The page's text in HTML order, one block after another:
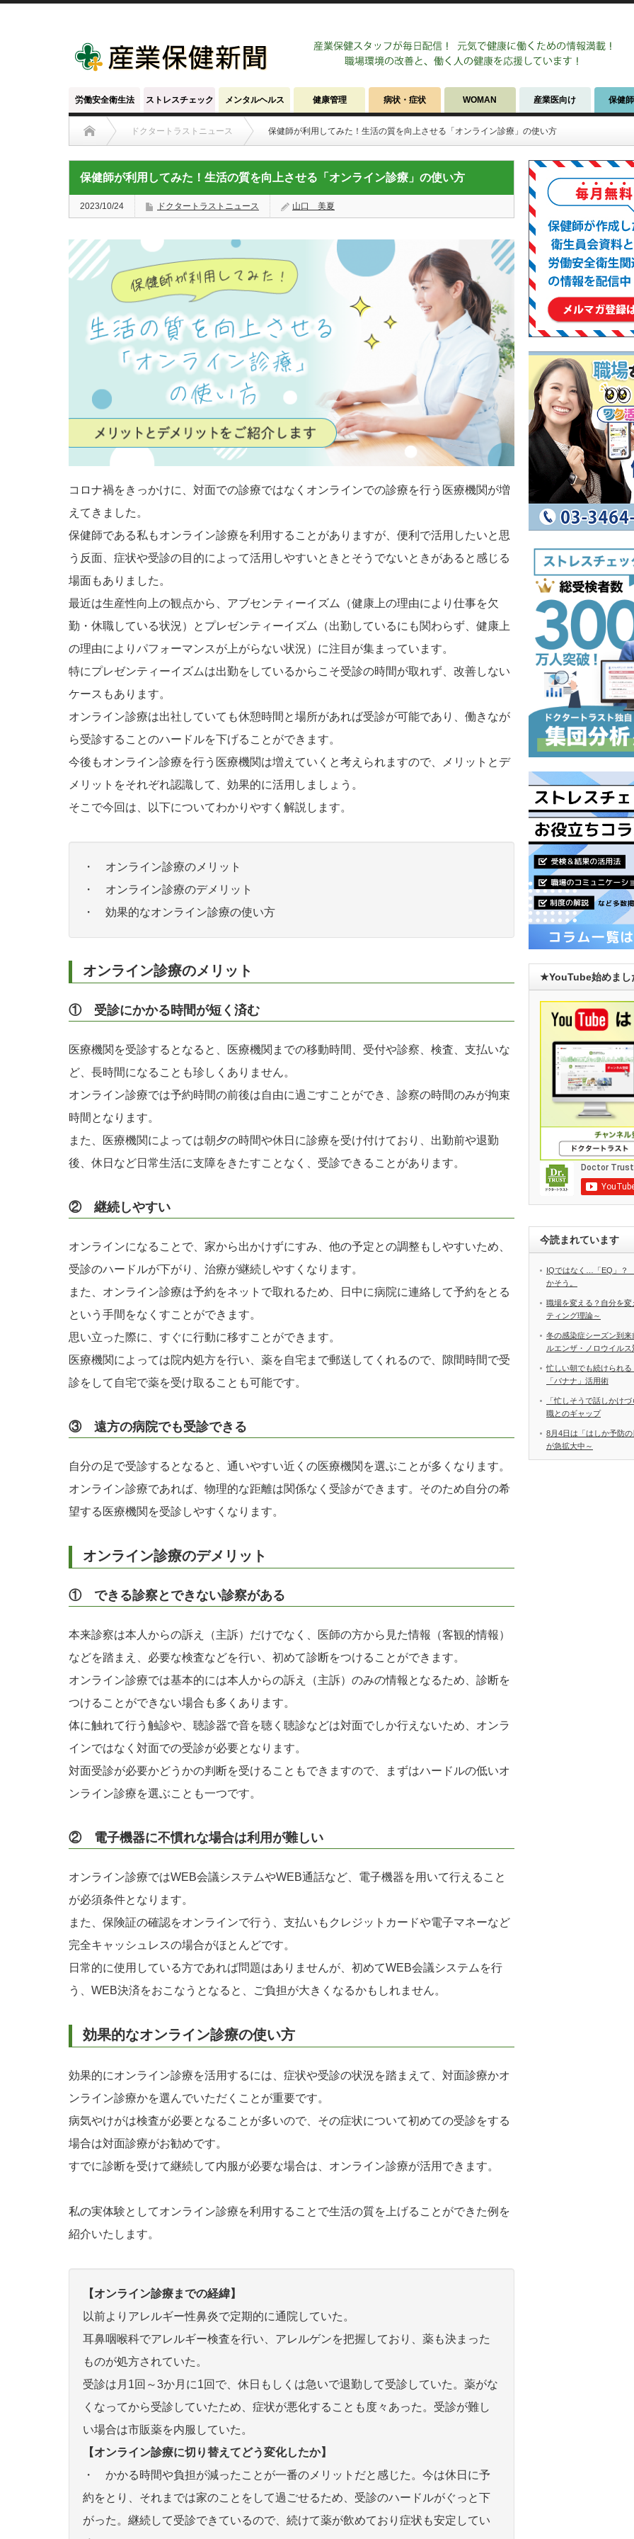
労働安全衛生法 ストレスチェック メンタルヘルス 健康管理 病状・症状 WOMAN 産業医向け 保健
ドクタートラストニュース 保健師が利用してみた！生活の質を向上させる「オンライン診療」の使い方
保健師が利用してみた！生活の質を向上させる「オンライン診療」の使い方
2023/10/24 ドクタートラストニュース 山口 美夏
コロナ禍をきっかけに、対面での診療ではなくオンラインでの診療を行う医療機関が増
えてきました。
保健師である私もオンライン診療を利用することがありますが、便利で活用したいと思
う反面、症状や受診の目的によって活用しやすいときとそうでないときがあると感じる
場面もありました。
最近は生産性向上の観点から、アブセンティーイズム（健康上の理由により仕事を欠
勤・休職している状況）とプレゼンティーイズム（出勤しているにも関わらず、健康上
の理由によりパフォーマンスが上がらない状況）に注目が集まっています。
特にプレゼンティーイズムは出勤をしているからこそ受診の時間が取れず、改善しない
ケースもあります。
オンライン診療は出社していても休憩時間と場所があれば受診が可能であり、働きなが
ら受診することのハードルを下げることができます。
今後もオンライン診療を行う医療機関は増えていくと考えられますので、メリットとデ
メリットをそれぞれ認識して、効果的に活用しましょう。
そこで今回は、以下についてわかりやすく解説します。
・ オンライン診療のメリット
・ オンライン診療のデメリット
・ 効果的なオンライン診療の使い方
オンライン診療のメリット
① 受診にかかる時間が短く済む
医療機関を受診するとなると、医療機関までの移動時間、受付や診察、検査、支払いな
ど、長時間になることも珍しくありません。
オンライン診療では予約時間の前後は自由に過ごすことができ、診察の時間のみが拘束
時間となります。
また、医療機関によっては朝夕の時間や休日に診療を受け付けており、出勤前や退勤
後、休日など日常生活に支障をきたすことなく、受診できることがあります。
② 継続しやすい
オンラインになることで、家から出かけずにすみ、他の予定との調整もしやすいため、
受診のハードルが下がり、治療が継続しやすくなります。
また、オンライン診療は予約をネットで取れるため、日中に病院に連絡して予約をとる
という手間をなくすことができます。
思い立った際に、すぐに行動に移すことができます。
医療機関によっては院内処方を行い、薬を自宅まで郵送してくれるので、隙間時間で受
診をして自宅で薬を受け取ることも可能です。
③ 遠方の病院でも受診できる
自分の足で受診するとなると、通いやすい近くの医療機関を選ぶことが多くなります。
オンライン診療であれば、物理的な距離は関係なく受診ができます。そのため自分の希
望する医療機関を受診しやすくなります。
オンライン診療のデメリット
① できる診察とできない診察がある
本来診察は本人からの訴え（主訴）だけでなく、医師の方から見た情報（客観的情報）
などを踏まえ、必要な検査などを行い、初めて診断をつけることができます。
オンライン診療では基本的には本人からの訴え（主訴）のみの情報となるため、診断を
つけることができない場合も多くあります。
体に触れて行う触診や、聴診器で音を聴く聴診などは対面でしか行えないため、オンラ
インではなく対面での受診が必要となります。
対面受診が必要かどうかの判断を受けることもできますので、まずはハードルの低いオ
ンライン診療を選ぶことも一つです。
② 電子機器に不慣れな場合は利用が難しい
オンライン診療ではWEB会議システムやWEB通話など、電子機器を用いて行えること
が必須条件となります。
また、保険証の確認をオンラインで行う、支払いもクレジットカードや電子マネーなど
完全キャッシュレスの場合がほとんどです。
日常的に使用している方であれば問題はありませんが、初めてWEB会議システムを行
う、WEB決済をおこなうとなると、ご負担が大きくなるかもしれません。
効果的なオンライン診療の使い方
効果的にオンライン診療を活用するには、症状や受診の状況を踏まえて、対面診療かオ
ンライン診療かを選んでいただくことが重要です。
病気やけがは検査が必要となることが多いので、その症状について初めての受診をする
場合は対面診療がお勧めです。
すでに診断を受けて継続して内服が必要な場合は、オンライン診療が活用できます。
私の実体験としてオンライン診療を利用することで生活の質を上げることができた例を
紹介いたします。
【オンライン診療までの経緯】
以前よりアレルギー性鼻炎で定期的に通院していた。
耳鼻咽喉科でアレルギー検査を行い、アレルゲンを把握しており、薬も決まった
ものが処方されていた。
受診は月1回～3か月に1回で、休日もしくは急いで退勤して受診していた。薬がな
くなってから受診していたため、症状が悪化することも度々あった。受診が難し
い場合は市販薬を内服していた。
【オンライン診療に切り替えてどう変化したか】
・ かかる時間や負担が減ったことが一番のメリットだと感じた。今は休日に予
約をとり、それまでは家のことをして過ごせるため、受診のハードルがぐっと下
がった。継続して受診できているので、続けて薬が飲めており症状も安定してい
★YouTube始めま
今読まれています
IQではなく…「EQ」？
かそう。
職場を変える？自分を
ティング理論～
冬の感染症シーズン到
ルエンザ・ノロウイルス
忙しい朝でも続けられ
「バナナ」活用術
「忙しそうで話しかけ
職とのギャップ
8月4日は「はしか予防
が急拡大中～